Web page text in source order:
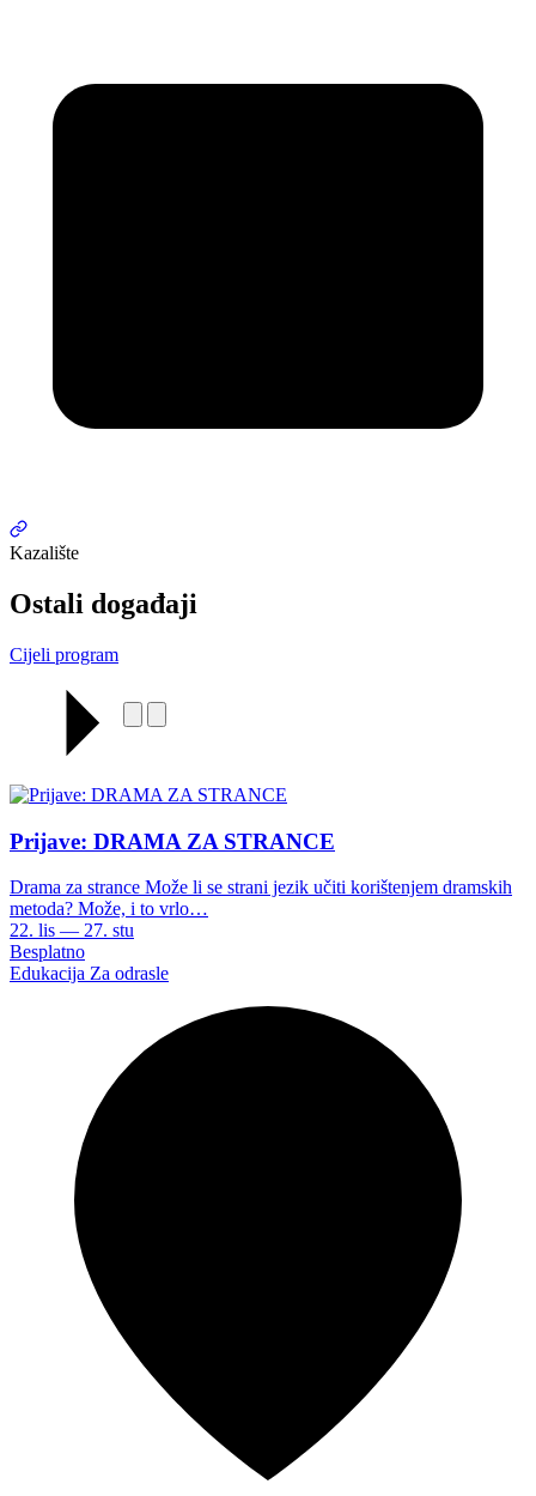
Kazalište
Ostali događaji
Cijeli program
Prijave: DRAMA ZA STRANCE
Drama za strance Može li se strani jezik učiti korištenjem dramskih
metoda? Može, i to vrlo…
22. lis — 27. stu
Besplatno
Edukacija Za odrasle